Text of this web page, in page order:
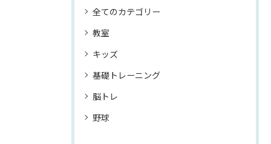
全てのカテゴリー
教室
キッズ
基礎トレーニング
脳トレ
野球